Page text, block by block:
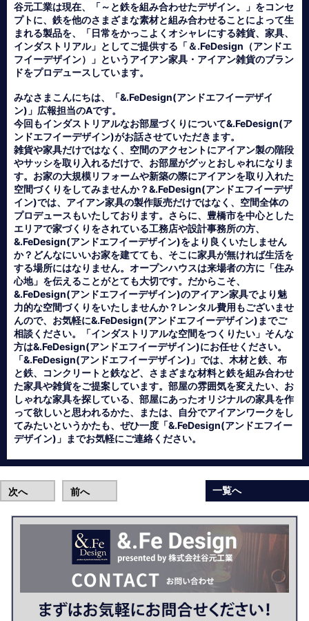
谷元工業は現在、「～と鉄を組み合わせたデザイン。」をコンセ
プトに、鉄を他のさまざまな素材と組み合わせることによって生
まれる製品を、「日常をかっこよくオシャレにする雑貨、家具、
インダストリアル」としてご提供する「＆.FeDesign（アンドエ
フイーデザイン）」というアイアン家具・アイアン雑貨のブラン
ドをプロデュースしています。
みなさまこんにちは、「&.FeDesign(アンドエフイーデザイ
ン)」広報担当のAです。
今回もインダストリアルなお部屋づくりについて&.FeDesign(ア
ンドエフイーデザイン)がお話させていただきます。
雑貨や家具だけではなく、空間のアクセントにアイアン製の階段
やサッシを取り入れるだけで、お部屋がグッとおしゃれになりま
す。お家の大規模リフォームや新築の際にアイアンを取り入れた
空間づくりをしてみませんか？&.FeDesign(アンドエフイーデザ
イン)では、アイアン家具の製作販売だけではなく、空間全体の
プロデュースもいたしております。さらに、豊橋市を中心とした
エリアで家づくりをされている工務店や設計事務所の方、
&.FeDesign(アンドエフイーデザイン)をより良くいたしません
か？どんなにいいお家を建てても、そこに家具が無ければ生活を
する場所にはなりません。オープンハウスは来場者の方に「住み
心地」を伝えることがとても大切です。だからこそ、
&.FeDesign(アンドエフイーデザイン)のアイアン家具でより魅
力的な空間づくりをいたしませんか？レンタル費用もございませ
んので、お気軽に&.FeDesign(アンドエフイーデザイン)までご
相談ください。「インダストリアルな空間をつくりたい」そんな
方は&.FeDesign(アンドエフイーデザイン)にお任せください。
「&.FeDesign(アンドエフイーデザイン)」では、木材と鉄、布
と鉄、コンクリートと鉄など、さまざまな材料と鉄を組み合わせ
た家具や雑貨をご提案しています。部屋の雰囲気を変えたい、お
しゃれな家具を探している、部屋にあったオリジナルの家具を作
って欲しいと思われるかた、または、自分でアイアンワークをし
てみたいというかたも、ぜひ一度「&.FeDesign(アンドエフイー
デザイン)」までお気軽にご連絡ください。
次へ 前へ 一覧へ